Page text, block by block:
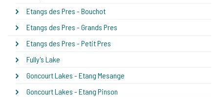
Etangs des Pres - Bouchot
Etangs des Pres - Grands Pres
Etangs des Pres - Petit Pres
Fully's Lake
Goncourt Lakes - Etang Mesange
Goncourt Lakes - Etang Pinson